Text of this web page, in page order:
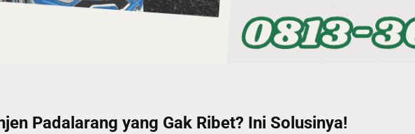
Padalarang yang Gak Ribet? Ini Solusinya!